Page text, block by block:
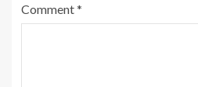
Comment*